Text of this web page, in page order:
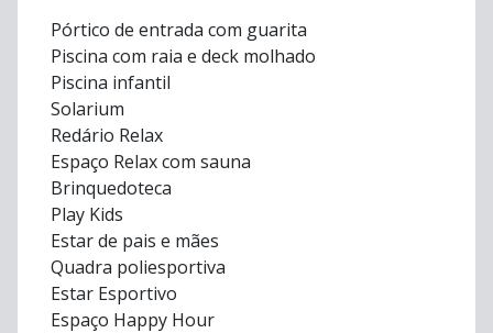
Pórtico de entrada com guarita
Piscina com raia e deck molhado
Piscina infantil
Solarium
Redário Relax
Espaço Relax com sauna
Brinquedoteca
Play Kids
Estar de pais e mães
Quadra poliesportiva
Estar Esportivo
Espaço Happy Hour